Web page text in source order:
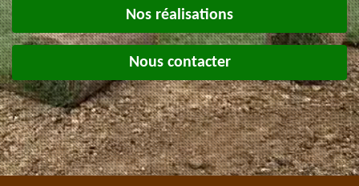
Nos réalisations
Nous contacter